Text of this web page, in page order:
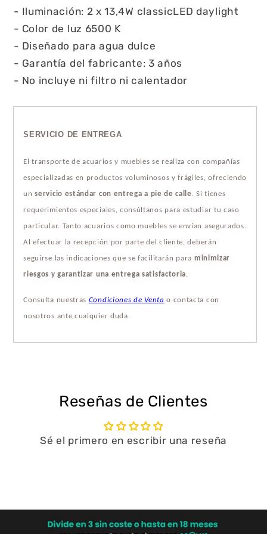
- Iluminación: 2 x 13,4W classicLED daylight
- Color de luz 6500 K
- Diseñado para agua dulce
- Garantía del fabricante: 3 años
- No incluye ni filtro ni calentador
SERVICIO DE ENTREGA
El transporte de acuarios y muebles se realiza con compañías
especializadas en productos voluminosos y frágiles, ofreciendo
unservicio estándar con entrega a pie de calle . Si tienes
requerimientos especiales, consúltanos para estudiar tu caso
particular. Tanto acuarios como muebles se envían asegurados.
Al efectuar la recepción por parte del cliente, deberán
seguirse las indicaciones que se facilitarán para minimizar
riesgos y garantizar una entrega satisfactoria.
Consulta nuestras Condiciones de Venta o contacta con
nosotros ante cualquier duda.
Reseñas de Clientes
Sé el primero en escribir una reseña